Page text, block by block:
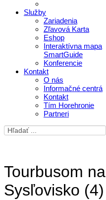
Služby
Zariadenia
Zľavová Karta
Eshop
Interaktívna mapa
SmartGuide
Konferencie
Kontakt
O nás
Informačné centrá
Kontakt
Tím Horehronie
Partneri
Tourbusom
Sysľovisko (4)